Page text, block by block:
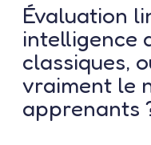
Évaluation
intelligence
classiques,
vraiment le
apprenants